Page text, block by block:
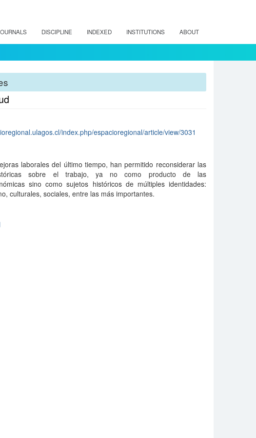
DISCIPLINE INDEXED INSTITUTIONS ABOUT
index.php/espacioregional/article/view/3031
laborales del último tiempo, han permitido reconsiderar las
sobre el trabajo, ya no como producto de las
sino como sujetos históricos de múltiples identidades:
culturales, sociales, entre las más importantes.